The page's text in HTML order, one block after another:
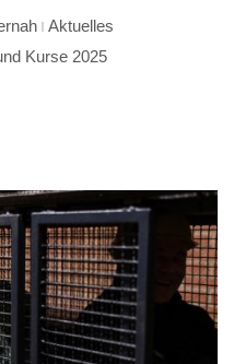
Aktuelles
Kurse 2025